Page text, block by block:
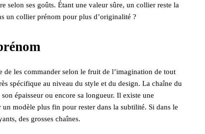
selon ses goûts. Étant une valeur sûre, un collier reste la
un collier prénom pour plus d’originalité ?
de les commander selon le fruit de l’imagination de tout
spécifique au niveau du style et du design. La chaîne du
épaisseur ou encore sa longueur. Il existe une
modèle plus fin pour rester dans la subtilité. Si dans le
des grosses chaînes.